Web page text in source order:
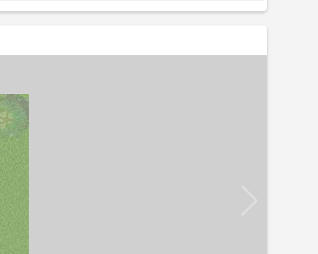
dân được chủ đầu tư đặt lên hàng đầu. Các yếu
sống có lợi cho sức khỏe.
và báo cháy tự động đến từng căn hộ. Ngoài ra
cư.